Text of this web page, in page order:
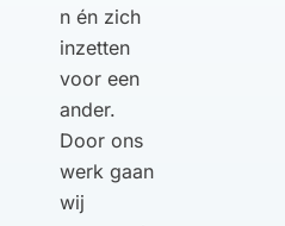
n én zich
inzetten
voor een
ander.
Door ons
werk gaan
wij